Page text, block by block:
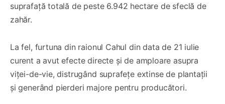
suprafață totală de peste 6.942 hectare de sfeclă de
zahăr.
La fel, furtuna din raionul Cahul din data de 21 iulie
curent a avut efecte directe și de amploare asupra
viței-de-vie, distrugând suprafețe extinse de plantații
și generând pierderi majore pentru producători.